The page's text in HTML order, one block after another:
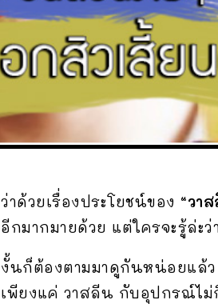
ว่าด้วยเรื่องประโยชน์ของ “วา
อีกมากมายด้วย แต่ใครจะรู้ล่ะว่
งั้นก็ต้องตามมาดูกันหน่อยแล้ว
เพียงแค่ วาสลีน กับอุปกรณ์ไม่